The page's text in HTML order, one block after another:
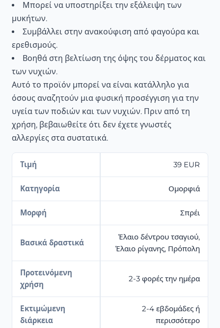
Μπορεί να υποστηρίξει την εξάλειψη των
μυκήτων.
Συμβάλλει στην ανακούφιση από φαγούρα και
ερεθισμούς.
Βοηθά στη βελτίωση της όψης του δέρματος και
των νυχιών.
Αυτό το προϊόν μπορεί να είναι κατάλληλο για
όσους αναζητούν μια φυσική προσέγγιση για την
υγεία των ποδιών και των νυχιών. Πριν από τη
χρήση, βεβαιωθείτε ότι δεν έχετε γνωστές
αλλεργίες στα συστατικά.
Τιμή 39 EUR
Κατηγορία Ομορφιά
Μορφή Σπρέι
Βασικά δραστικά
Έλαιο δέντρου τσαγιού,
Έλαιο ρίγανης, Πρόπολη
Προτεινόμενη
χρήση
2-3 φορές την ημέρα
Εκτιμώμενη
διάρκεια
2-4 εβδομάδες ή
περισσότερο